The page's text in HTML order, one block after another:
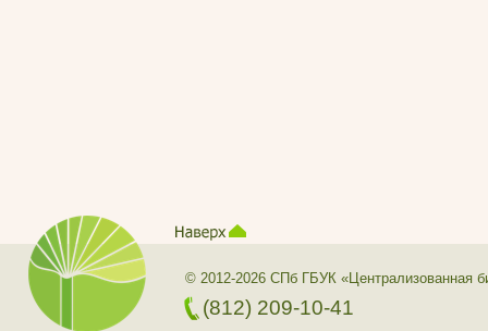
© 2012-2026 СПб ГБУК «Централизованная
(812) 209-10-41